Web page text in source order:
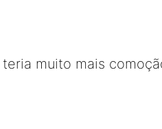
muito mais